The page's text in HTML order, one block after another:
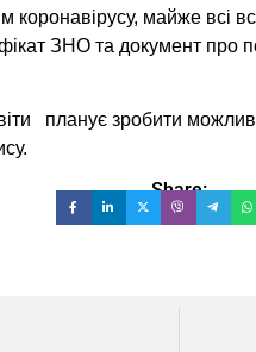
майже всі
ЗНО та документ про
планує зробити
Share: